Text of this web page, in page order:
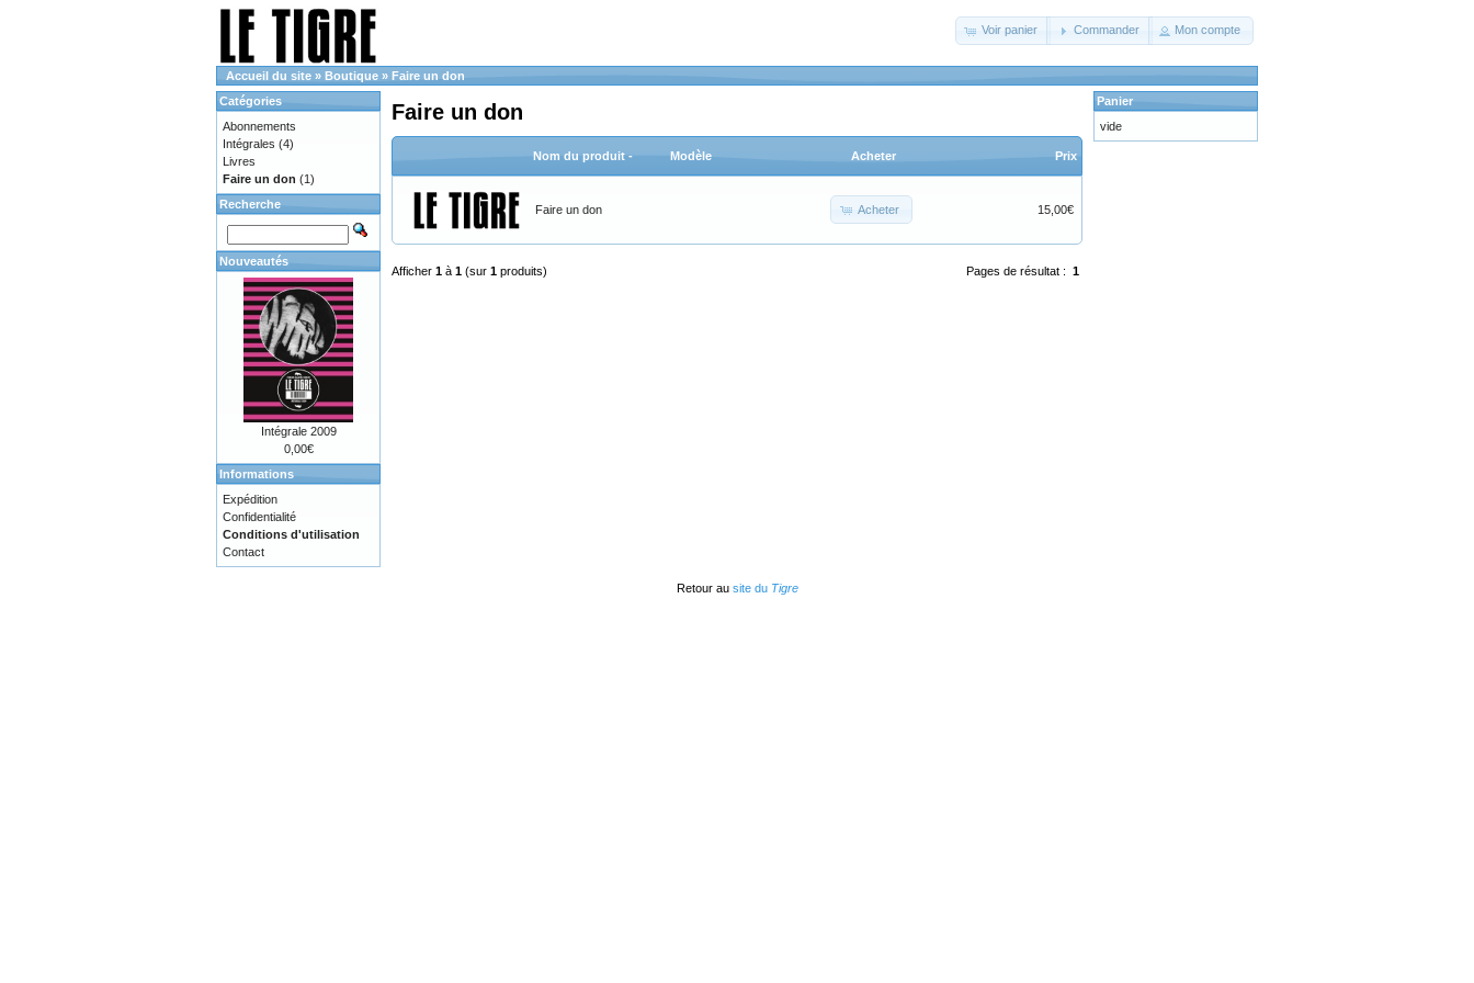
Voir panier Commander Mon compte
Accueil du site » Boutique » Faire un don
Faire un don
Nom du produit - Modèle Acheter Prix
Faire un don Acheter 15,00€
Pages de résultat : 1
Afficher 1 à 1 (sur 1 produits)
Catégories
Abonnements
Intégrales (4)
Livres
Faire un don (1)
Recherche
Nouveautés
Intégrale 2009
0,00€
Informations
Expédition
Confidentialité
Conditions d'utilisation
Contact
Panier
vide
Retour au site du Tigre